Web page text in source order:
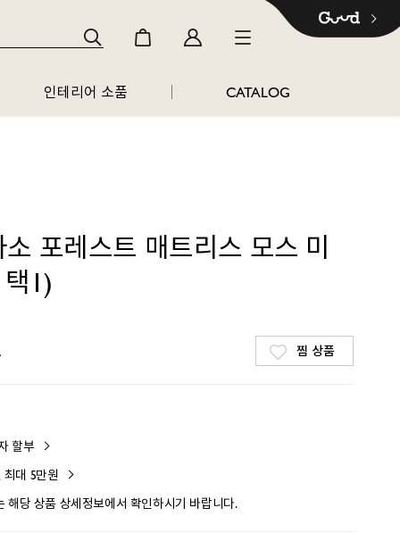
인테리어 소품 CATALOG
포레스트 매트리스 모스 미
1)
찜 상품
할부
최대 5만원
해당 상품 상세정보에서 확인하시기 바랍니다.